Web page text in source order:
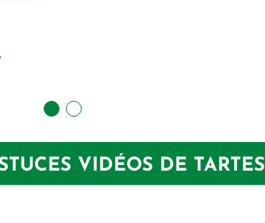
VIDÉOS DE TARTES